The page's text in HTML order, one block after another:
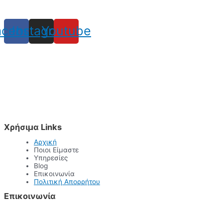
Instagram
Youtube
Χρήσιμα Links
Αρχική
Ποιοι Είμαστε
Υπηρεσίες
Blog
Επικοινωνία
Πολιτική Απορρήτου
Επικοινωνία